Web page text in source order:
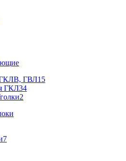
ГКЛВ, ГВЛ15
ГКЛ34
2
7